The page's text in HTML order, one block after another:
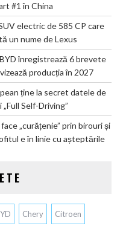
#1 în China
electric de 585 CP care
un nume de Lexus
înregistrează 6 brevete
producția în 2027
ține la secret datele de
Self-Driving”
„curățenie” prin birouri și
e în linie cu așteptările
Chery Citroen